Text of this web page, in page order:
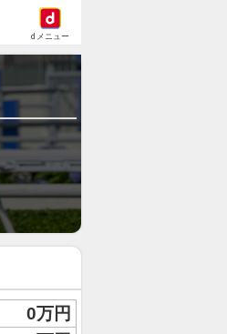
dメニュー
0万円